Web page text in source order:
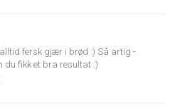
fersk gjær i brød :) Så artig -
du fikk et bra resultat :)